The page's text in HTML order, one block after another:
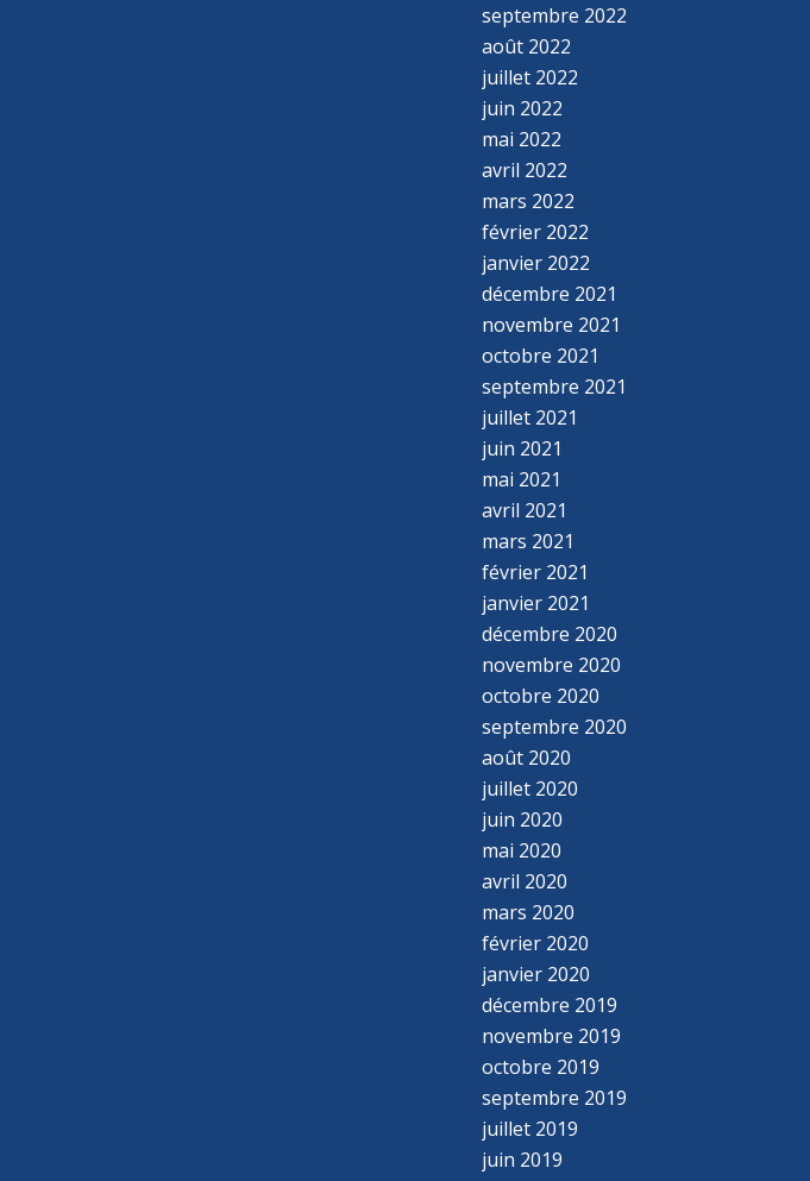
septembre 2022
août 2022
juillet 2022
juin 2022
mai 2022
avril 2022
mars 2022
février 2022
janvier 2022
décembre 2021
novembre 2021
octobre 2021
septembre 2021
juillet 2021
juin 2021
mai 2021
avril 2021
mars 2021
février 2021
janvier 2021
décembre 2020
novembre 2020
octobre 2020
septembre 2020
août 2020
juillet 2020
juin 2020
mai 2020
avril 2020
mars 2020
février 2020
janvier 2020
décembre 2019
novembre 2019
octobre 2019
septembre 2019
juillet 2019
juin 2019